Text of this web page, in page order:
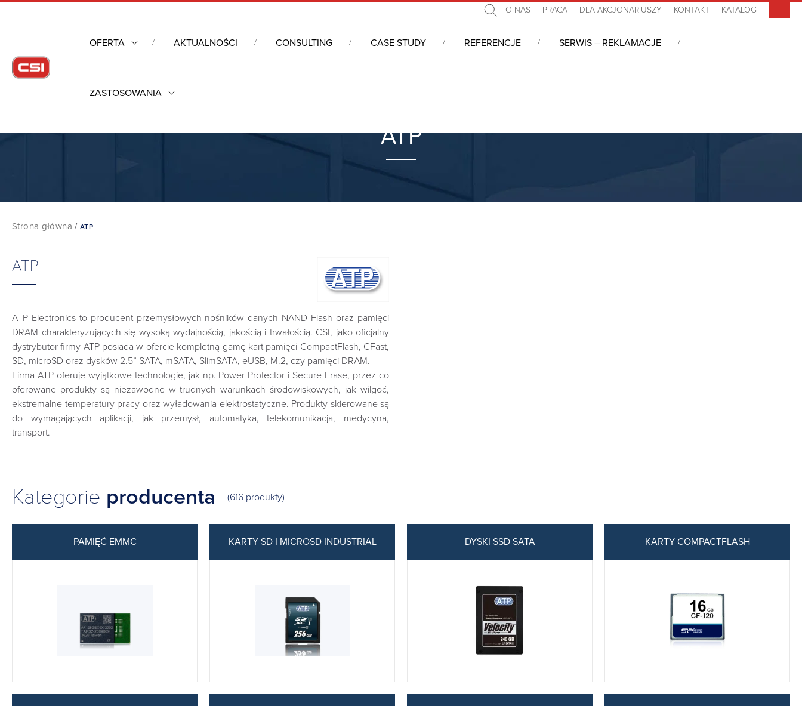
O NAS PRACA DLA AKCJONARIUSZY KONTAKT KATALOG
OFERTA AKTUALNOŚCI CONSULTING CASE STUDY REFERENCJE SERWIS – REKLAMACJE
ZASTOSOWANIA
ATP
Strona główna / ATP
ATP
ATP Electronics to producent przemysłowych nośników danych NAND Flash oraz pamięci
DRAM charakteryzujących się wysoką wydajnością, jakością i trwałością. CSI, jako oficjalny
dystrybutor firmy ATP posiada w ofercie kompletną gamę kart pamięci CompactFlash, CFast,
SD, microSD oraz dysków 2.5” SATA, mSATA, SlimSATA, eUSB, M.2, czy pamięci DRAM.
Firma ATP oferuje wyjątkowe technologie, jak np. Power Protector i Secure Erase, przez co
oferowane produkty są niezawodne w trudnych warunkach środowiskowych, jak wilgoć,
ekstremalne temperatury pracy oraz wyładowania elektrostatyczne. Produkty skierowane są
do wymagających aplikacji, jak przemysł, automatyka, telekomunikacja, medycyna,
transport.
Kategorie producenta (616 produkty)
PAMIĘĆ EMMC KARTY SD I MICROSD INDUSTRIAL DYSKI SSD SATA KARTY COMPACTFLASH